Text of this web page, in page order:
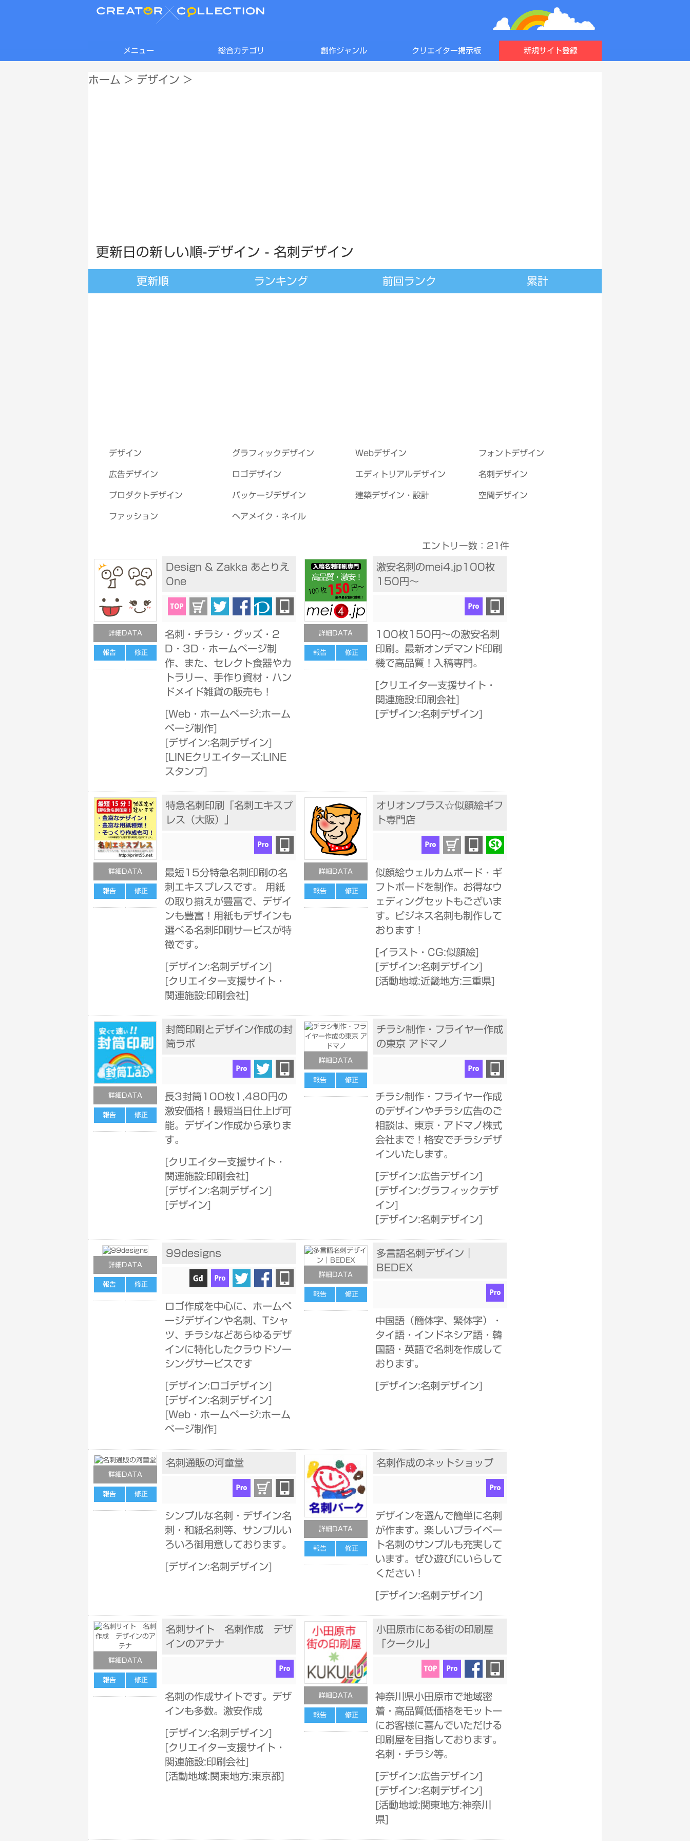
メニュー 総合カテゴリ 創作ジャンル クリエイター掲示板 新規サイト登録
ホーム > デザイン >
更新日の新しい順-デザイン - 名刺デザイン
更新順 ランキング 前回ランク 累計
デザイン グラフィックデザイン Webデザイン フォントデザイン
広告デザイン ロゴデザイン エディトリアルデザイン 名刺デザイン
プロダクトデザイン パッケージデザイン 建築デザイン・設計 空間デザイン
ファッション ヘアメイク・ネイル
エントリー数：21件
詳細DATA
報告 修正
Design & Zakka あとりえ
One
名刺・チラシ・グッズ・2
D・3D・ホームページ制
作、また、セレクト食器やカ
トラリー、手作り資材・ハン
ドメイド雑貨の販売も！
[Web・ホームページ:ホーム
ページ制作]
[デザイン:名刺デザイン]
[ LINEクリエイターズ:LINE
スタンプ]
詳細DATA
報告 修正
激安名刺のmei4.jp100枚
150円～
100枚150円～の激安名刺
印刷。最新オンデマンド印刷
機で高品質！入稿専門。
[クリエイター支援サイト・
関連施設:印刷会社]
[デザイン:名刺デザイン]
詳細DATA
報告 修正
特急名刺印刷「名刺エキスプ
レス（大阪）」
最短15分特急名刺印刷の名
刺エキスプレスです。 用紙
の取り揃えが豊富で、デザイ
ンも豊富！用紙もデザインも
選べる名刺印刷サービスが特
徴です。
[デザイン:名刺デザイン]
[クリエイター支援サイト・
関連施設:印刷会社]
詳細DATA
報告 修正
オリオンプラス☆似顔絵ギフ
ト専門店
似顔絵ウェルカムボード・ギ
フトボードを制作。お得なウ
ェディングセットもございま
す。ビジネス名刺も制作して
おります！
[イラスト・CG:似顔絵]
[デザイン:名刺デザイン]
[活動地域:近畿地方:三重県]
詳細DATA
報告 修正
封筒印刷とデザイン作成の封
筒ラボ
長3封筒100枚1,480円の
激安価格！最短当日仕上げ可
能。デザイン作成から承りま
す。
[クリエイター支援サイト・
関連施設:印刷会社]
[デザイン:名刺デザイン]
[デザイン]
詳細DATA
報告 修正
チラシ制作・フライヤー作成
の東京 アドマノ
チラシ制作・フライヤー作成
のデザインやチラシ広告のご
相談は、東京・アドマノ株式
会社まで！格安でチラシデザ
インいたします。
[デザイン:広告デザイン]
[デザイン:グラフィックデザ
イン]
[デザイン:名刺デザイン]
詳細DATA
報告 修正
99designs
ロゴ作成を中心に、ホームペ
ージデザインや名刺、Tシャ
ツ、チラシなどあらゆるデザ
インに特化したクラウドソー
シングサービスです
[デザイン:ロゴデザイン]
[デザイン:名刺デザイン]
[Web・ホームページ:ホーム
ページ制作]
詳細DATA
報告 修正
多言語名刺デザイン｜
BEDEX
中国語（簡体字、繁体字）・
タイ語・インドネシア語・韓
国語・英語で名刺を作成して
おります。
[デザイン:名刺デザイン]
詳細DATA
報告 修正
名刺通販の河童堂
シンプルな名刺・デザイン名
刺・和紙名刺等、サンプルい
ろいろ御用意しております。
[デザイン:名刺デザイン]
詳細DATA
報告 修正
名刺作成のネットショップ
デザインを選んで簡単に名刺
が作ます。楽しいプライベー
ト名刺のサンプルも充実して
います。ぜひ遊びにいらして
ください！
[デザイン:名刺デザイン]
詳細DATA
報告 修正
名刺サイト 名刺作成 デザ
インのアテナ
名刺の作成サイトです。デザ
インも多数。激安作成
[デザイン:名刺デザイン]
[クリエイター支援サイト・
関連施設:印刷会社]
[活動地域:関東地方:東京都]
詳細DATA
報告 修正
小田原市にある街の印刷屋
「クークル」
神奈川県小田原市で地域密
着・高品質低価格をモットー
にお客様に喜んでいただける
印刷屋を目指しております。
名刺・チラシ等。
[デザイン:広告デザイン]
[デザイン:名刺デザイン]
[活動地域:関東地方:神奈川
県]